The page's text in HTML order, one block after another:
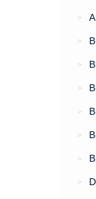
Ons Team
Nieuws
Contact
>
>
>
>
>
>
>
>